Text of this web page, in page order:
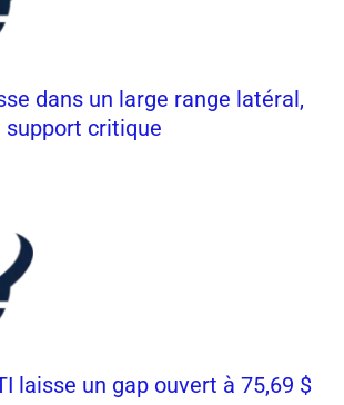
dans un large range latéral,
support critique
laisse un gap ouvert à 75,69 $